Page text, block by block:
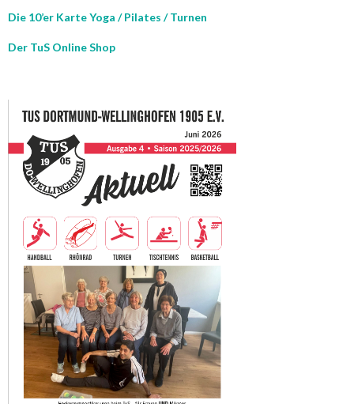
Die 10’er Karte Yoga / Pilates / Turnen
Der TuS Online Shop